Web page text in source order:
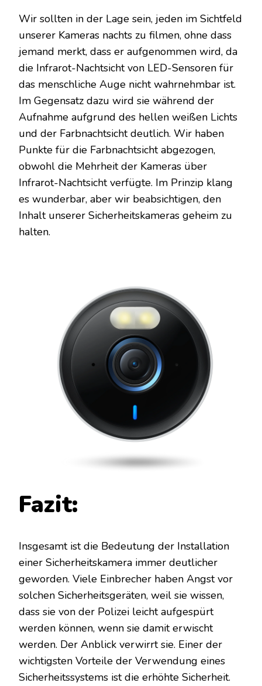
Wir sollten in der Lage sein, jeden im Sichtfeld
unserer Kameras nachts zu filmen, ohne dass
jemand merkt, dass er aufgenommen wird, da
die Infrarot-Nachtsicht von LED-Sensoren für
das menschliche Auge nicht wahrnehmbar ist.
Im Gegensatz dazu wird sie während der
Aufnahme aufgrund des hellen weißen Lichts
und der Farbnachtsicht deutlich. Wir haben
Punkte für die Farbnachtsicht abgezogen,
obwohl die Mehrheit der Kameras über
Infrarot-Nachtsicht verfügte. Im Prinzip klang
es wunderbar, aber wir beabsichtigen, den
Inhalt unserer Sicherheitskameras geheim zu
halten.
Fazit:
Insgesamt ist die Bedeutung der Installation
einer Sicherheitskamera immer deutlicher
geworden. Viele Einbrecher haben Angst vor
solchen Sicherheitsgeräten, weil sie wissen,
dass sie von der Polizei leicht aufgespürt
werden können, wenn sie damit erwischt
werden. Der Anblick verwirrt sie. Einer der
wichtigsten Vorteile der Verwendung eines
Sicherheitssystems ist die erhöhte Sicherheit.